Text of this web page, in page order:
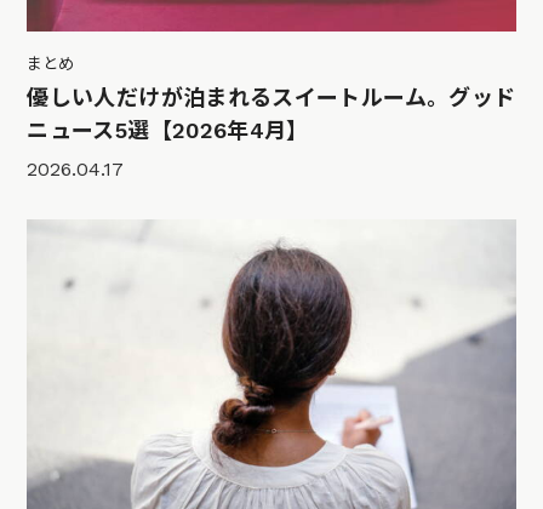
まとめ
優しい人だけが泊まれるスイートルーム。グッド
ニュース5選【2026年4月】
2026.04.17